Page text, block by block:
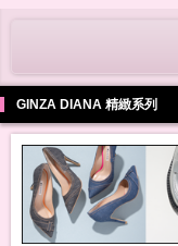
GINZA DIANA 精緻系列